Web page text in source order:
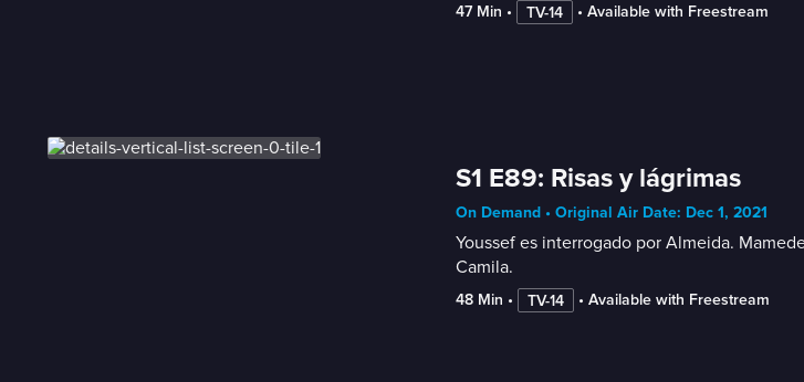
47 Min • TV-14 • Available with Freestream
S1 E89: Risas y lágrimas
On Demand • Original Air Date: Dec 1, 2021
Youssef es interrogado por Almeida.
Camila.
48 Min • TV-14 • Available with Freestream